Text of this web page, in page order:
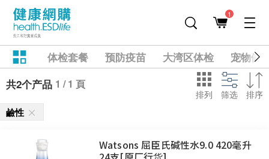
1
体检套餐 预防疫苗 大湾区体检
宠物健
共2个产品 1 / 1 頁
排列 筛选 排序
鹼性
Watsons 屈臣氏碱性水9.0 420毫升